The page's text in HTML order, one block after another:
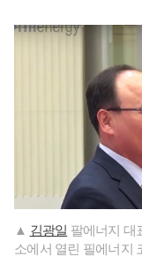
▲ 김광일 팔에너지 대
소에서 열린 필에너지